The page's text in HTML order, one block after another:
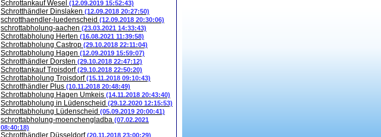
Schrottankauf Wesel (12.09.2019 15:52:43)
Schrotthändler Dinslaken (12.09.2018 20:27:50)
schrotthaendler-luedenscheid (12.09.2018 20:30:06)
schrottabholung-aachen (23.03.2021 14:33:43)
Schrottabholung Herten (16.08.2021 11:39:58)
Schrottabholung Castrop (29.10.2018 22:11:04)
Schrottabholung Hagen (12.09.2019 15:59:07)
Schrotthändler Dorsten (29.10.2018 22:47:12)
Schrottankauf Troisdorf(29.10.2018 22:50:20)
Schrottabholung Troisdorf(15.11.2018 09:10:43)
Schrotthändler Plus (10.11.2018 20:48:49)
Schrottabholung Hagen Umkeis (14.11.2018 20:43:40)
Schrottabholung in Lüdenscheid (29.12.2020 12:15:53)
Schrottabholung Lüdenscheid (05.09.2019 20:00:41)
schrottabholung-moenchengladba (07.02.2021
08:40:18)
Schrotthändler Düsseldorf(20.11.2018 23:00:29)